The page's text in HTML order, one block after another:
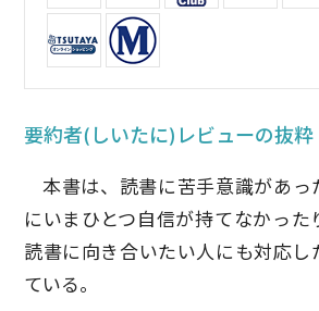
要約者(しいたに)レビューの抜粋
本書は、読書に苦手意識があっ
にいまひとつ自信が持てなかった
読書に向き合いたい人にも対応し
ている。